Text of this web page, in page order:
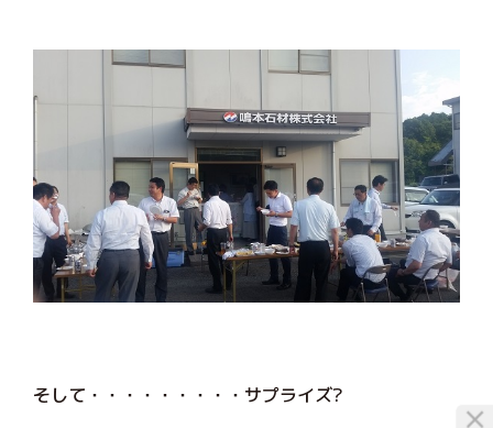
そして・・・・・・・・・サプライズ?